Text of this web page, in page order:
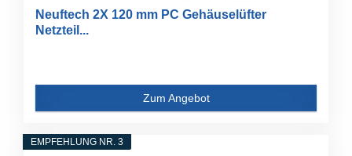
Neuftech 2X 120 mm PC Gehäuselüfter
Netzteil...
Zum Angebot
EMPFEHLUNG NR. 3